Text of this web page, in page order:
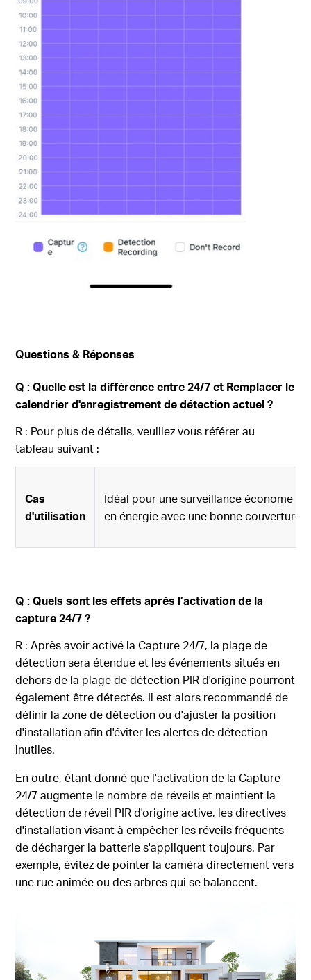
Questions & Réponses
Q : Quelle est la différence entre 24/7 et Remplacer le
calendrier d'enregistrement de détection actuel ?
R : Pour plus de détails, veuillez vous référer au
tableau suivant :
Cas
d'utilisation
Idéal pour une surveillance économe
en énergie avec une bonne couverture
Q : Quels sont les effets après l’activation de la
capture 24/7 ?
R :Après avoir activé la Capture 24/7, la plage de
détection sera étendue et les événements situés en
dehors de la plage de détection PIR d'origine pourront
également être détectés. Il est alors recommandé de
définir la zone de détection ou d'ajuster la position
d'installation afin d'éviter les alertes de détection
inutiles.
En outre, étant donné que l'activation de la Capture
24/7 augmente le nombre de réveils et maintient la
détection de réveil PIR d'origine active, les directives
d'installation visant à empêcher les réveils fréquents
de décharger la batterie s'appliquent toujours. Par
exemple, évitez de pointer la caméra directement vers
une rue animée ou des arbres qui se balancent.